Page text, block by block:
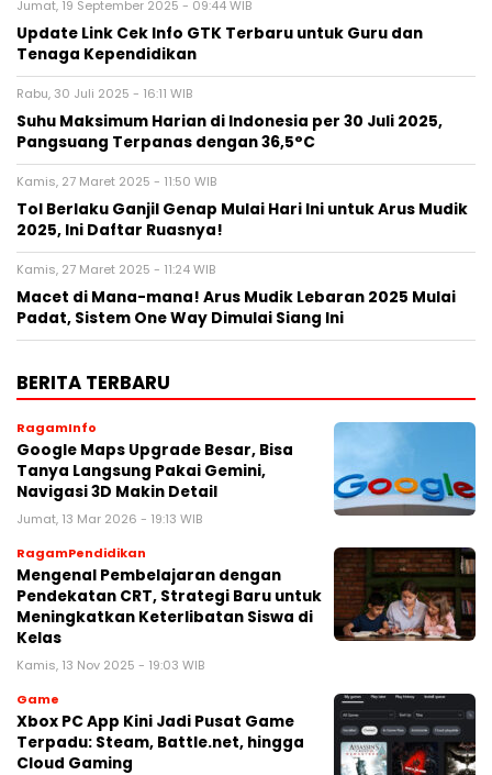
Jumat, 19 September 2025 - 09:44 WIB
Update Link Cek Info GTK Terbaru untuk Guru dan
Tenaga Kependidikan
Rabu, 30 Juli 2025 - 16:11 WIB
Suhu Maksimum Harian di Indonesia per 30 Juli 2025,
Pangsuang Terpanas dengan 36,5°C
Kamis, 27 Maret 2025 - 11:50 WIB
Tol Berlaku Ganjil Genap Mulai Hari Ini untuk Arus Mudik
2025, Ini Daftar Ruasnya!
Kamis, 27 Maret 2025 - 11:24 WIB
Macet di Mana-mana! Arus Mudik Lebaran 2025 Mulai
Padat, Sistem One Way Dimulai Siang Ini
BERITA TERBARU
RagamInfo
Google Maps Upgrade Besar, Bisa
Tanya Langsung Pakai Gemini,
Navigasi 3D Makin Detail
Jumat, 13 Mar 2026 - 19:13 WIB
RagamPendidikan
Mengenal Pembelajaran dengan
Pendekatan CRT, Strategi Baru untuk
Meningkatkan Keterlibatan Siswa di
Kelas
Kamis, 13 Nov 2025 - 19:03 WIB
Game
Xbox PC App Kini Jadi Pusat Game
Terpadu: Steam, Battle.net, hingga
Cloud Gaming